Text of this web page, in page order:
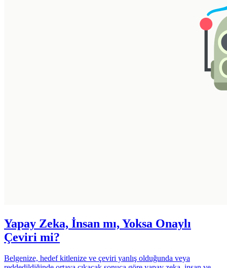
Yapay Zeka, İnsan mı, Yoksa Onaylı
Çeviri mi?
Belgenize, hedef kitlenize ve çeviri yanlış olduğunda veya